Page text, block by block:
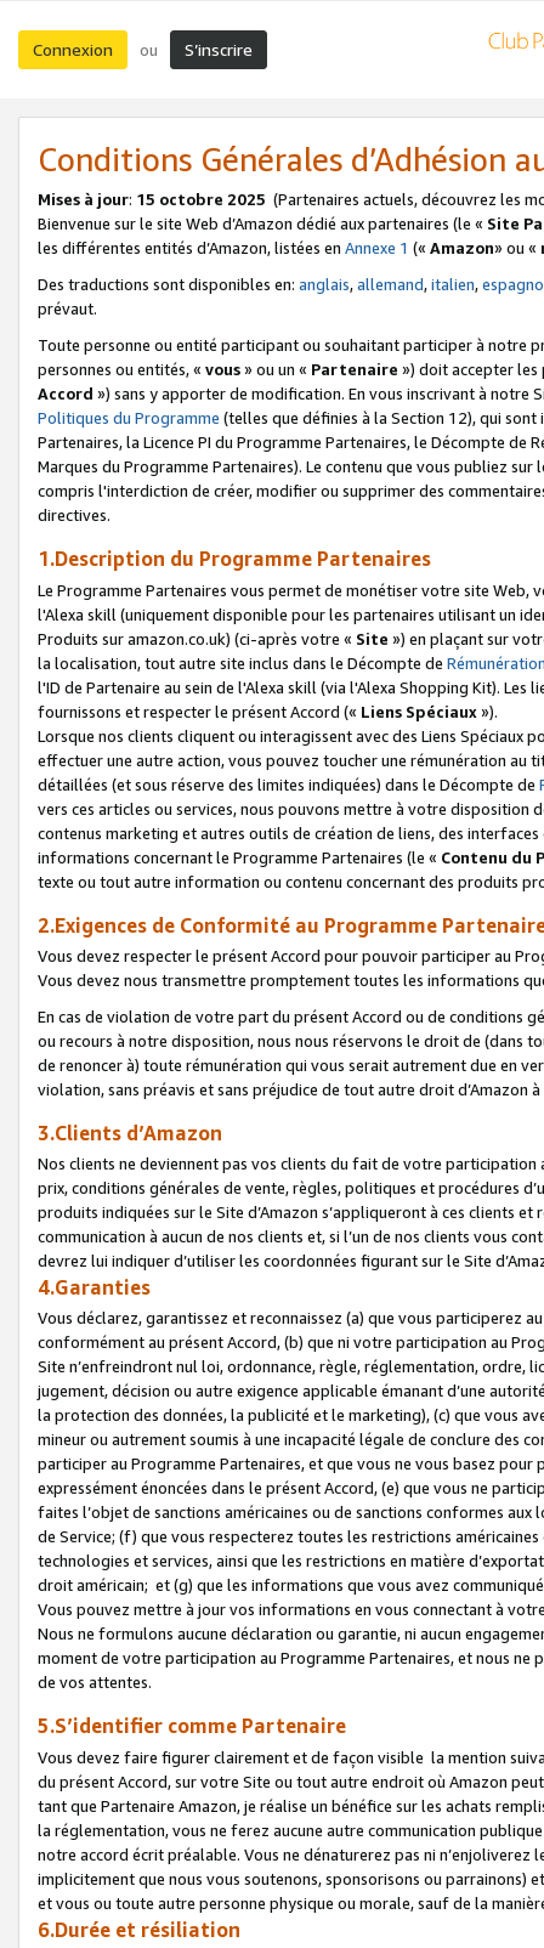
Connexion ou S’inscrire
Conditions Générales d’Adhésion
Mises à jour: 15 octobre 2025 (Partenaires actuels, découvrez les
Bienvenue sur le site Web d’Amazon dédié aux partenaires (le « Site
les différentes entités d’Amazon, listées en Annexe 1 (« Amazon» ou «
Des traductions sont disponibles en: anglais,allemand,italien,
prévaut.
Toute personne ou entité participant ou souhaitant participer à notre
personnes ou entités, « vous» ou un « Partenaire ») doit accepter les
Accord ») sans y apporter de modification. En vous inscrivant à notre
Politiques du Programme (telles que définies à la Section 12), qui
Partenaires, la Licence PI du Programme Partenaires, le Décompte de
Marques du Programme Partenaires). Le contenu que vous publiez
compris l'interdiction de créer, modifier ou supprimer des
directives.
1.Description du Programme Partenaires
Le Programme Partenaires vous permet de monétiser votre site Web,
l'Alexa skill (uniquement disponible pour les partenaires utilisant un
Produits sur amazon.co.uk) (ci-après votre « Site ») en plaçant sur
la localisation, tout autre site inclus dans le Décompte de
l'ID de Partenaire au sein de l'Alexa skill (via l'Alexa Shopping Kit).
fournissons et respecter le présent Accord (« Liens Spéciaux»).
Lorsque nos clients cliquent ou interagissent avec des Liens Spéciaux
effectuer une autre action, vous pouvez toucher une rémunération
détaillées (et sous réserve des limites indiquées) dans le Décompte de
vers ces articles ou services, nous pouvons mettre à votre disposition
contenus marketing et autres outils de création de liens, des
informations concernant le Programme Partenaires (le « Contenu du
texte ou tout autre information ou contenu concernant des produits
2.Exigences de Conformité au Programme
Vous devez respecter le présent Accord pour pouvoir participer au
Vous devez nous transmettre promptement toutes les informations
En cas de violation de votre part du présent Accord ou de conditions
ou recours à notre disposition, nous nous réservons le droit de (dans
de renoncer à) toute rémunération qui vous serait autrement due en
violation, sans préavis et sans préjudice de tout autre droit
3.Clients d’Amazon
Nos clients ne deviennent pas vos clients du fait de votre
prix, conditions générales de vente, règles, politiques et procédures
produits indiquées sur le Site d’Amazon s’appliqueront à ces clients
communication à aucun de nos clients et, si l’un de nos clients vous
devrez lui indiquer d’utiliser les coordonnées figurant sur le Site
4.Garanties
Vous déclarez, garantissez et reconnaissez (a) que vous participerez
conformément au présent Accord, (b) que ni votre participation au
Site n’enfreindront nul loi, ordonnance, règle, réglementation, ordre,
jugement, décision ou autre exigence applicable émanant d’une
la protection des données, la publicité et le marketing), (c) que vous
mineur ou autrement soumis à une incapacité légale de conclure des
participer au Programme Partenaires, et que vous ne vous basez
expressément énoncées dans le présent Accord, (e) que vous ne
faites l’objet de sanctions américaines ou de sanctions conformes
de Service; (f) que vous respecterez toutes les restrictions
technologies et services, ainsi que les restrictions en matière
droit américain; et (g) que les informations que vous avez
Vous pouvez mettre à jour vos informations en vous connectant à
Nous ne formulons aucune déclaration ou garantie, ni aucun
moment de votre participation au Programme Partenaires, et nous
de vos attentes.
5.S’identifier comme Partenaire
Vous devez faire figurer clairement et de façon visible la mention
du présent Accord, sur votre Site ou tout autre endroit où Amazon
tant que Partenaire Amazon, je réalise un bénéfice sur les achats
la réglementation, vous ne ferez aucune autre communication
notre accord écrit préalable. Vous ne dénaturerez pas ni
implicitement que nous vous soutenons, sponsorisons ou parrainons)
et vous ou toute autre personne physique ou morale, sauf de la
6.Durée et résiliation